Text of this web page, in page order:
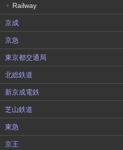
▼ Railway
京成
京急
東京都交通局
北総鉄道
新京成電鉄
芝山鉄道
東急
京王